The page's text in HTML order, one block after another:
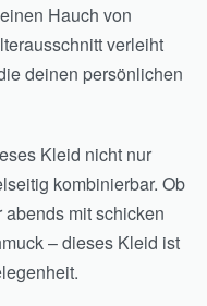
Hauch von
verleiht
deinen persönlichen
Kleid nicht nur
kombinierbar. Ob
mit schicken
– dieses Kleid ist